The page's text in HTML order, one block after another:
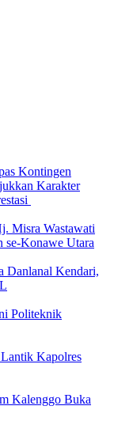
Kontingen
Karakter
Misra Wastawati
se-Konawe Utara
Danlanal Kendari,
Politeknik
Kapolres
Kalenggo Buka